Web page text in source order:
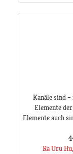
Kanäle sind
Elemente
Elemente auch
Ra Uru